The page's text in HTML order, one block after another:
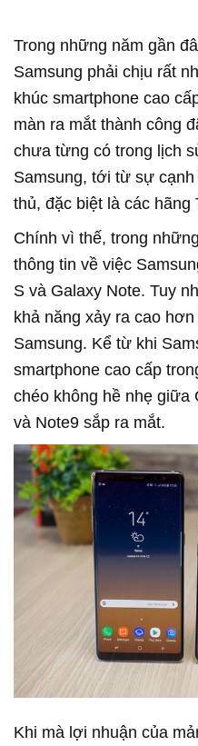
Trong những năm gần
Samsung phải chịu rất
khúc smartphone cao
màn ra mắt thành công
chưa từng có trong lịch
Samsung, tới từ sự
thủ, đặc biệt là các hãng
Chính vì thế, trong
thông tin về việc
S và Galaxy Note. Tuy
khả năng xảy ra cao
Samsung. Kể từ khi
smartphone cao cấp
chéo không hề nhẹ giữa
và Note9 sắp ra mắt.
Khi mà lợi nhuận của